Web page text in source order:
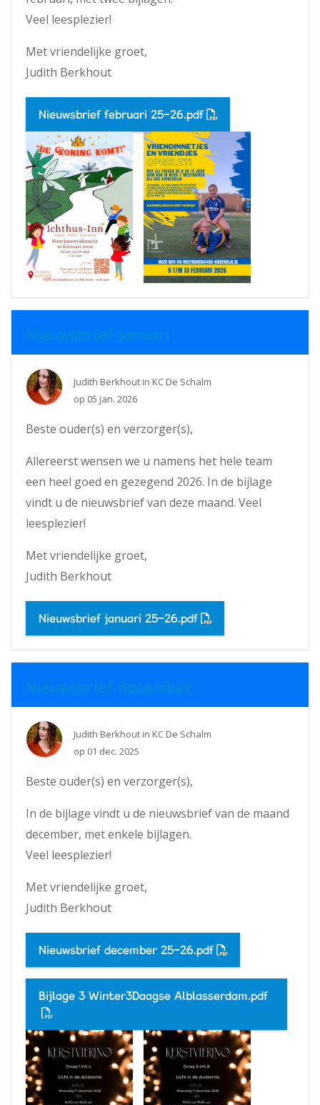
Veel leesplezier!
Met vriendelijke groet,
Judith Berkhout
Nieuwsbrief februari 25-26.pdf
Nieuwsbrief januari
Judith Berkhout in KC De Schalm
op 05 jan. 2026
Beste ouder(s) en verzorger(s),
Allereerst wensen we u namens het hele team
een heel goed en gezegend 2026. In de bijlage
vindt u de nieuwsbrief van deze maand. Veel
leesplezier!
Met vriendelijke groet,
Judith Berkhout
Nieuwsbrief januari 25-26.pdf
Nieuwsbrief december
Judith Berkhout in KC De Schalm
op 01 dec. 2025
Beste ouder(s) en verzorger(s),
In de bijlage vindt u de nieuwsbrief van de maand
december, met enkele bijlagen.
Veel leesplezier!
Met vriendelijke groet,
Judith Berkhout
Nieuwsbrief december 25-26.pdf
Bijlage 3 Winter3Daagse Alblasserdam.pdf